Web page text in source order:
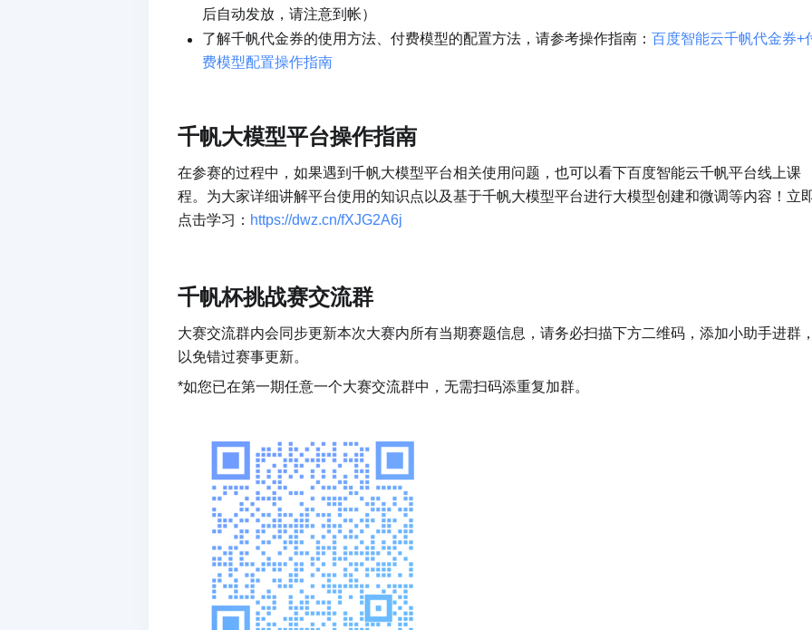
后自动发放，请注意到帐）
了解千帆代金券的使用方法、付费模型的配置方法，请参考操作指南： 百度智能云千帆代金券+
费模型配置操作指南
千帆大模型平台操作指南
在参赛的过程中，如果遇到千帆大模型平台相关使用问题，也可以看下百度智能云千帆平台线上课
程。为大家详细讲解平台使用的知识点以及基于千帆大模型平台进行大模型创建和微调等内容！立
点击学习： https://dwz.cn/fXJG2A6j
千帆杯挑战赛交流群
大赛交流群内会同步更新本次大赛内所有当期赛题信息，请务必扫描下方二维码，添加小助手进群
以免错过赛事更新。
*如您已在第一期任意一个大赛交流群中，无需扫码添重复加群。